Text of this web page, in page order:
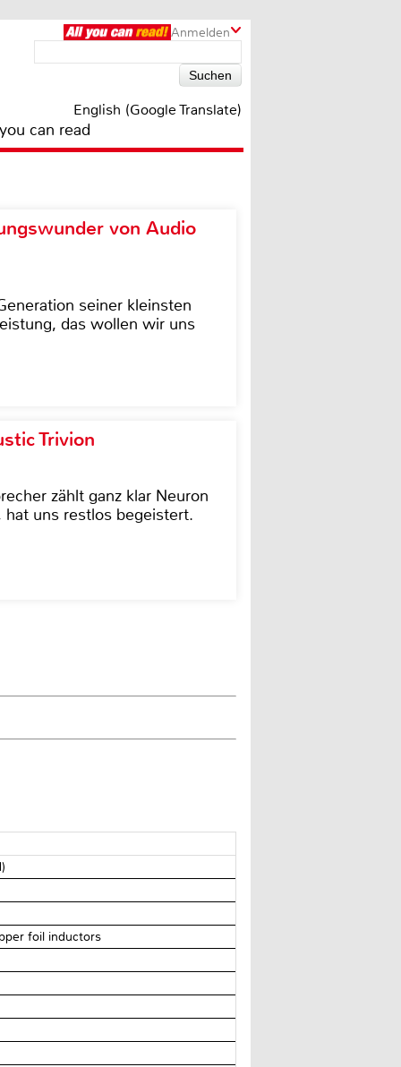
Anmelden
English (Google Translate)
can read
von Audio
seiner kleinsten
das wollen wir uns
Trivion
zählt ganz klar Neuron
uns restlos begeistert.
foil inductors